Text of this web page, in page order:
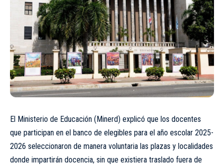
El Ministerio de Educación (Minerd) explicó que los docentes
que participan en el banco de elegibles para el año escolar 2025-
2026 seleccionaron de manera voluntaria las plazas y localidades
donde impartirán docencia, sin que existiera traslado fuera de